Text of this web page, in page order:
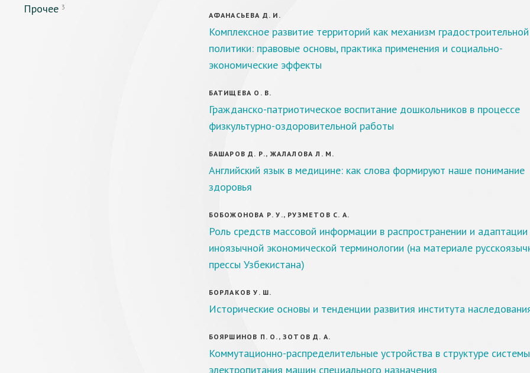
Прочее 3
АФАНАСЬЕВА Д. И.
Комплексное развитие территорий как механизм градостроительной
политики: правовые основы, практика применения и социально-
экономические эффекты
БАТИЩЕВА О. В.
Гражданско-патриотическое воспитание дошкольников в процессе
физкультурно-оздоровительной работы
БАШАРОВ Д. Р., ЖАЛАЛОВА Л. М.
Английский язык в медицине: как слова формируют наше понимание
здоровья
БОБОЖОНОВА Р. У., РУЗМЕТОВ С. А.
Роль средств массовой информации в распространении и адаптации
иноязычной экономической терминологии (на материале
прессы Узбекистана)
БОРЛАКОВ У. Ш.
Исторические основы и тенденции развития института
БОЯРШИНОВ П. О., ЗОТОВ Д. А.
Коммутационно-распределительные устройства в структуре системы
электропитания машин специального назначения